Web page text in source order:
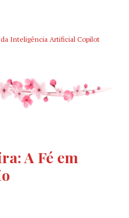
Inteligência Artificial Copilot
A Fé em